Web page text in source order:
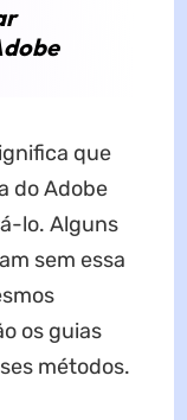
que
do Adobe
lo. Alguns
sem essa
os guias
métodos.